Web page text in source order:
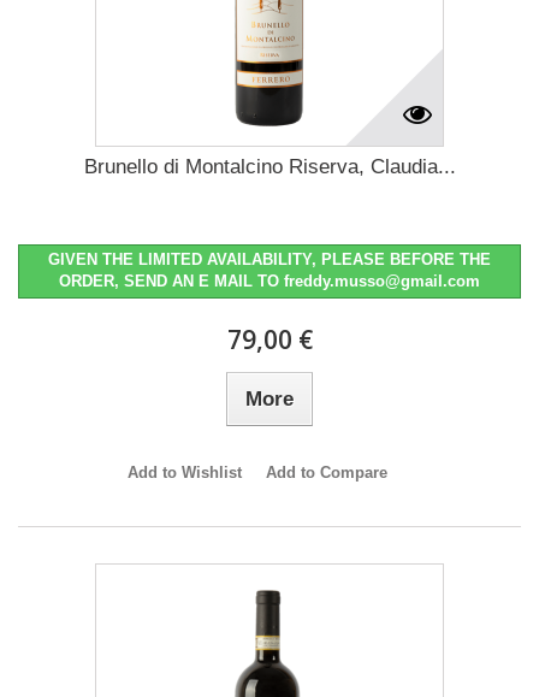
Brunello di Montalcino Riserva, Claudia...
GIVEN THE LIMITED AVAILABILITY, PLEASE BEFORE THE
ORDER, SEND AN E MAIL TO freddy.musso@gmail.com
79,00 €
More
Add to Wishlist Add to Compare